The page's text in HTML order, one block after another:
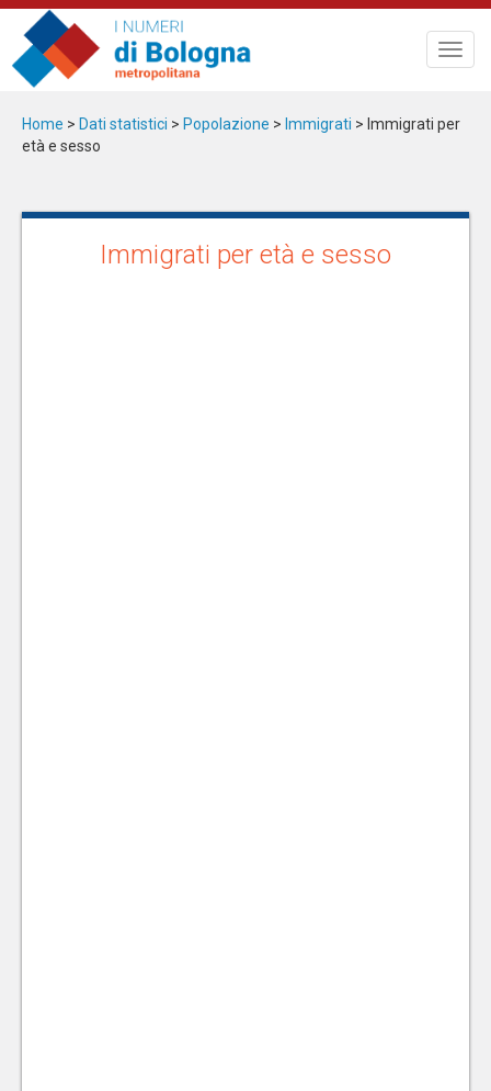
Salta
contenuto
principale
Home > Dati statistici > Popolazione > Immigrati > Immigrati per
età e sesso
Immigrati per età e sesso